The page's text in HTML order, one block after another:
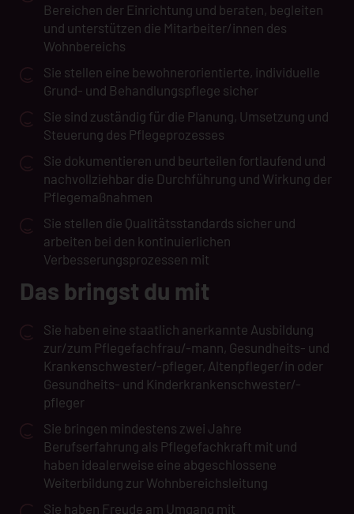
Bereichen der Einrichtung und beraten, begleiten
und unterstützen die Mitarbeiter/innen des
Wohnbereichs
Sie stellen eine bewohnerorientierte, individuelle
Grund- und Behandlungspflege sicher
Sie sind zuständig für die Planung, Umsetzung und
Steuerung des Pflegeprozesses
Sie dokumentieren und beurteilen fortlaufend und
nachvollziehbar die Durchführung und Wirkung der
Pflegemaßnahmen
Sie stellen die Qualitätsstandards sicher und
arbeiten bei den kontinuierlichen
Verbesserungsprozessen mit
Das bringst du mit
Sie haben eine staatlich anerkannte Ausbildung
zur/zum Pflegefachfrau/-mann, Gesundheits- und
Krankenschwester/-pfleger, Altenpfleger/in oder
Gesundheits- und Kinderkrankenschwester/-
pfleger
Sie bringen mindestens zwei Jahre
Berufserfahrung als Pflegefachkraft mit und
haben idealerweise eine abgeschlossene
Weiterbildung zur Wohnbereichsleitung
Sie haben Freude am Umgang mit